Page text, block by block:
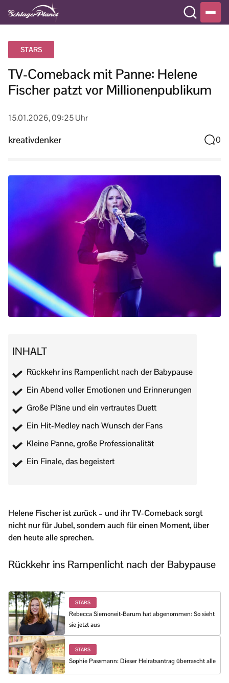
STARS
TV-Comeback mit Panne: Helene
Fischer patzt vor Millionenpublikum
15.01.2026, 09:25 Uhr
kreativdenker 0
INHALT
Rückkehr ins Rampenlicht nach der Babypause
Ein Abend voller Emotionen und Erinnerungen
Große Pläne und ein vertrautes Duett
Ein Hit-Medley nach Wunsch der Fans
Kleine Panne, große Professionalität
Ein Finale, das begeistert
Helene Fischer ist zurück – und ihr TV-Comeback sorgt
nicht nur für Jubel, sondern auch für einen Moment, über
den heute alle sprechen.
Rückkehr ins Rampenlicht nach der Babypause
STARS
Rebecca Siemoneit-Barum hat abgenommen: So sieht
sie jetzt aus
STARS
Sophie Passmann: Dieser Heiratsantrag überrascht alle